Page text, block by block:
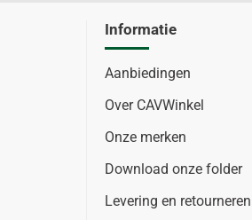
Informatie
Aanbiedingen
Over CAVWinkel
Onze merken
Download onze folder
Levering en retourneren